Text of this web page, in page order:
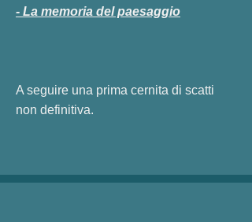
- La memoria del paesaggio
A seguire una prima cernita di scatti
non definitiva.